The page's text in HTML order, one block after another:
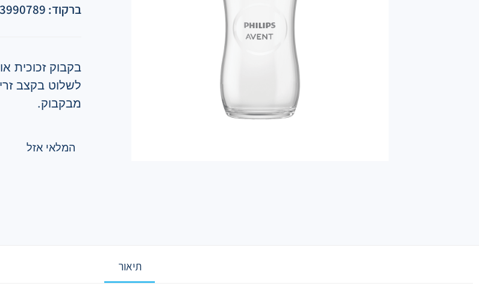
ברקוד: 8710103990789
בקבוק זכוכית
לשלוט בקצב
מבקבוק.
המלאי אזל
תיאור